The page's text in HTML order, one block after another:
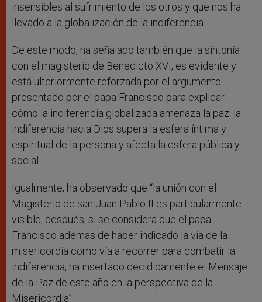
insensibles al sufrimiento de los otros y que nos ha
llevado a la globalización de la indiferencia.
De este modo, ha señalado también que la sintonía
con el magisterio de Benedicto XVI, es evidente y
está ulteriormente reforzada por el argumento
presentado por el papa Francisco para explicar
cómo la indiferencia globalizada amenaza la paz: la
indiferencia hacia Dios supera la esfera íntima y
espiritual de la persona y afecta la esfera pública y
social.
Igualmente, ha observado que “la unión con el
Magisterio de san Juan Pablo II es particularmente
visible, después, si se considera que el papa
Francisco además de haber indicado la vía de la
misericordia como vía a recorrer para combatir la
indiferencia, ha insertado decididamente el Mensaje
de la Paz de este año en la perspectiva de la
Misericordia”.